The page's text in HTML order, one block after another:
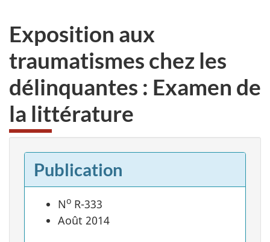
Exposition aux
traumatismes chez les
délinquantes : Examen de
la littérature
Publication
No R-333
Août 2014